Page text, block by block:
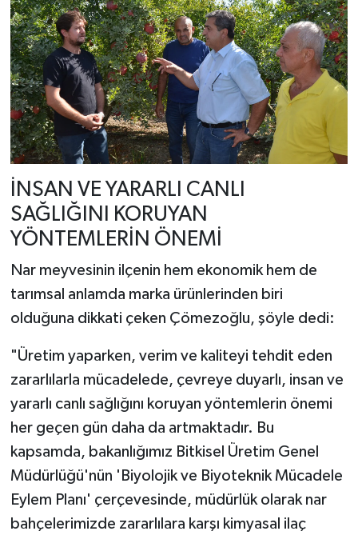
İNSAN VE YARARLI CANLI
SAĞLIĞINI KORUYAN
YÖNTEMLERİN ÖNEMİ
Nar meyvesinin ilçenin hem ekonomik hem de
tarımsal anlamda marka ürünlerinden biri
olduğuna dikkati çeken Çömezoğlu, şöyle dedi:
"Üretim yaparken, verim ve kaliteyi tehdit eden
zararlılarla mücadelede, çevreye duyarlı, insan ve
yararlı canlı sağlığını koruyan yöntemlerin önemi
her geçen gün daha da artmaktadır. Bu
kapsamda, bakanlığımız Bitkisel Üretim Genel
Müdürlüğü'nün 'Biyolojik ve Biyoteknik Mücadele
Eylem Planı' çerçevesinde, müdürlük olarak nar
bahçelerimizde zararlılara karşı kimyasal ilaç